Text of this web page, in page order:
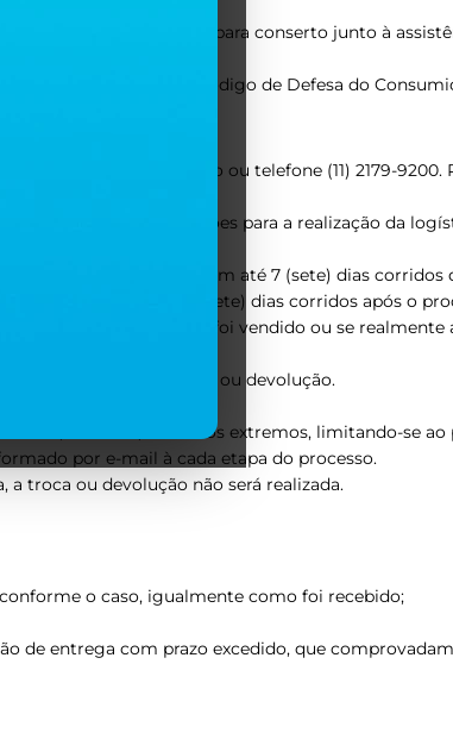
o produto será enviado para conserto junto à
(conforme Art. 49 do Código de Defesa do
do Fale Conosco ou telefone (11) 2179-
ou as instruções para a realização da
endereço: a primeira em até 7 (sete) dias corridos
também em até 7 (sete) dias corridos após o
daquelas que foi vendido ou se
do produto para troca ou devolução.
contudo, em casos extremos, limitando-se
por e-mail à cada etapa do processo.
troca ou devolução não será realizada.
o caso, igualmente como foi recebido;
de entrega com prazo excedido, que